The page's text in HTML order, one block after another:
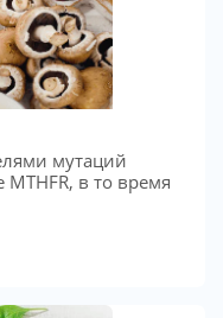
мутаций
MTHFR, в то время